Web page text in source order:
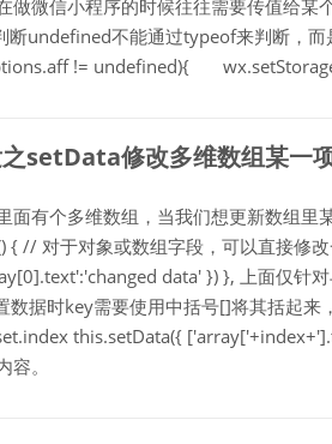
做微信小程序的时候往往需要传值给某
断undefined不能通过typeof来判断，
!= undefined){
setData修改多维数组某一
有个多维数组，当我们想更新数组里
// 对于对象或数组字段，可以直接修
data' }) }, 上面仅针
数据时key需要使用中括号[]将其括起
this.setData({
。